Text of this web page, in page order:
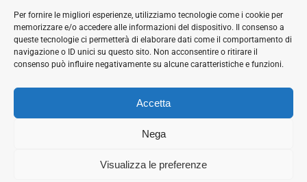
Per fornire le migliori esperienze, utilizziamo tecnologie come i cookie per
memorizzare e/o accedere alle informazioni del dispositivo. Il consenso a
queste tecnologie ci permetterà di elaborare dati come il comportamento di
navigazione o ID unici su questo sito. Non acconsentire o ritirare il
consenso può influire negativamente su alcune caratteristiche e funzioni.
Accetta
Nega
Visualizza le preferenze
2026 © SH Web s.r.l. Via Tre Settembre, 11 47891
Dogana (RSM) | Tel:0549 941579Cell. 339 125 8380 |
COE SM21512
Seguici sui social
Facebook
Twitter
LinkedIn